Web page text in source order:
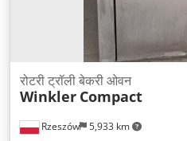
Rzeszów 5,933 km
रोटरी ट्रॉली बेकरी ओवन
Winkler Compact